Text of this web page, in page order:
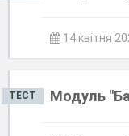
14 квітня
ТЕСТ Модуль